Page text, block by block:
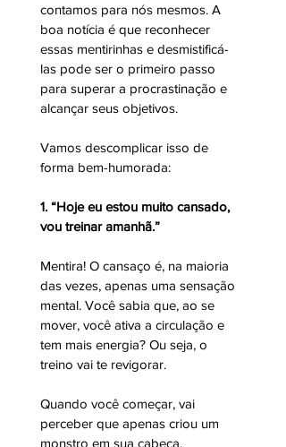
contamos para nós mesmos. A
boa notícia é que reconhecer
essas mentirinhas e desmistificá-
las pode ser o primeiro passo
para superar a procrastinação e
alcançar seus objetivos.
Vamos descomplicar isso de
forma bem-humorada:
1. “Hoje eu estou muito cansado,
vou treinar amanhã.”
Mentira! O cansaço é, na maioria
das vezes, apenas uma sensação
mental. Você sabia que, ao se
mover, você ativa a circulação e
tem mais energia? Ou seja, o
treino vai te revigorar.
Quando você começar, vai
perceber que apenas criou um
monstro em sua cabeça.